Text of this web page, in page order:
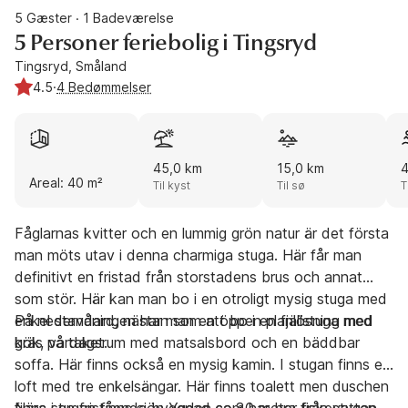
5 Gæster · 1 Badeværelse
5 Personer feriebolig i Tingsryd
Tingsryd, Småland
4.5·4 Bedømmelser
Areal: 40 m²
45,0 km
Til kyst
15,0 km
Til sø
Fåglarnas kvitter och en lummig grön natur är det första
man möts utav i denna charmiga stuga. Här får man
definitivt en fristad från storstadens brus och annat
som stör. Här kan man bo i en otroligt mysig stuga med
enkel standard, nästan som att bo i en fjällstuga med
gräs på taket.
På nedervåningen har man en öppen planlösning med
kök, vardagsrum med matsalsbord och en bäddbar
soffa. Här finns också en mysig kamin. I stugan finns ett
loft med tre enkelsängar. Här finns toalett men duschen